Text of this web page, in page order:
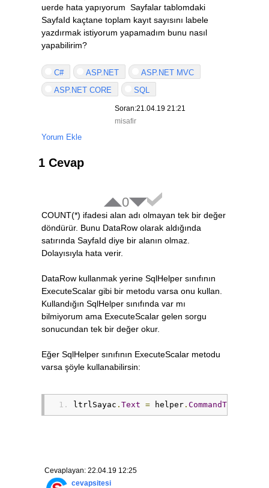
uerde hata yapıyorum Sayfalar tablomdaki
SayfaId kaçtane toplam kayıt sayısını labele
yazdırmak istiyorum yapamadım bunu nasıl
yapabilirim?
C# ASP.NET
ASP.NET MVC
ASP.NET CORE
SQL
Soran:21.04.19 21:21
misafir
Yorum Ekle
1 Cevap
0
COUNT(*) ifadesi alan adı olmayan tek bir değer
döndürür. Bunu DataRow olarak aldığında
satırında SayfaId diye bir alanın olmaz.
Dolayısıyla hata verir.
DataRow kullanmak yerine SqlHelper sınıfının
ExecuteScalar gibi bir metodu varsa onu kullan.
Kullandığın SqlHelper sınıfında var mı
bilmiyorum ama ExecuteScalar gelen sorgu
sonucundan tek bir değer okur.
Eğer SqlHelper sınıfının ExecuteScalar metodu
varsa şöyle kullanabilirsin:
ltrlSayac . Text = helper . CommandText
Cevaplayan: 22.04.19 12:25
cevapsitesi